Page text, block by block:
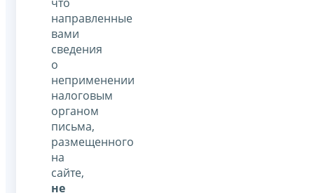
направленные
вами
сведения
о
неприменении
налоговым
органом
письма,
размещенного
на
сайте,
не